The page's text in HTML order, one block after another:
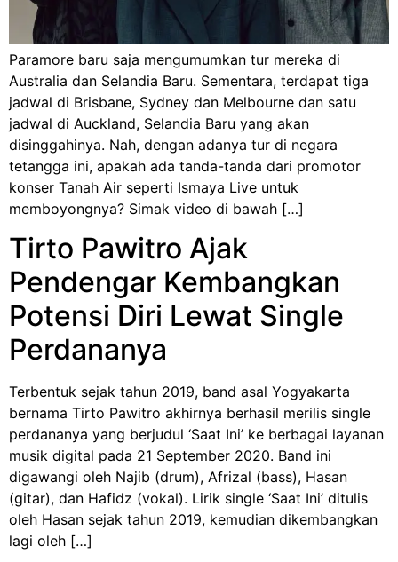
Paramore baru saja mengumumkan tur mereka di
Australia dan Selandia Baru. Sementara, terdapat tiga
jadwal di Brisbane, Sydney dan Melbourne dan satu
jadwal di Auckland, Selandia Baru yang akan
disinggahinya. Nah, dengan adanya tur di negara
tetangga ini, apakah ada tanda-tanda dari promotor
konser Tanah Air seperti Ismaya Live untuk
memboyongnya? Simak video di bawah […]
Tirto Pawitro Ajak
Pendengar Kembangkan
Potensi Diri Lewat Single
Perdananya
Terbentuk sejak tahun 2019, band asal Yogyakarta
bernama Tirto Pawitro akhirnya berhasil merilis single
perdananya yang berjudul ‘Saat Ini’ ke berbagai layanan
musik digital pada 21 September 2020. Band ini
digawangi oleh Najib (drum), Afrizal (bass), Hasan
(gitar), dan Hafidz (vokal). Lirik single ‘Saat Ini’ ditulis
oleh Hasan sejak tahun 2019, kemudian dikembangkan
lagi oleh […]